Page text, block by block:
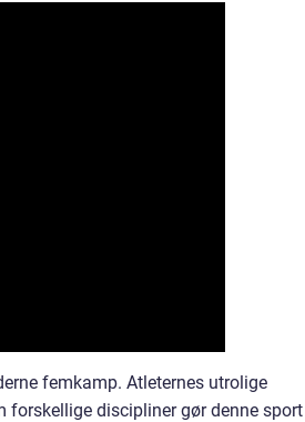
femkamp. Atleternes utrolige
discipliner gør denne sport